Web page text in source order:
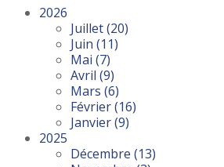
2026
Juillet(20)
Juin (11)
Mai (7)
Avril (9)
Mars (6)
Février(16)
Janvier(9)
2025
Décembre (13)